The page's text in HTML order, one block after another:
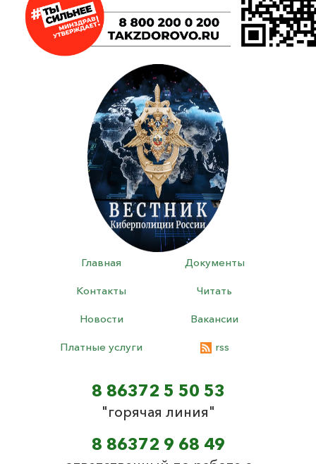
Главная Документы
Контакты Читать
Новости Вакансии
Платные услуги rss
8 86372 5 50 53
"горячая линия"
8 86372 9 68 49